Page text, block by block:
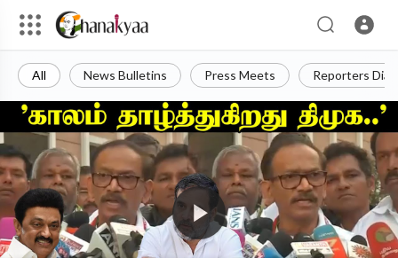
All News Bulletins Press Meets Reporters